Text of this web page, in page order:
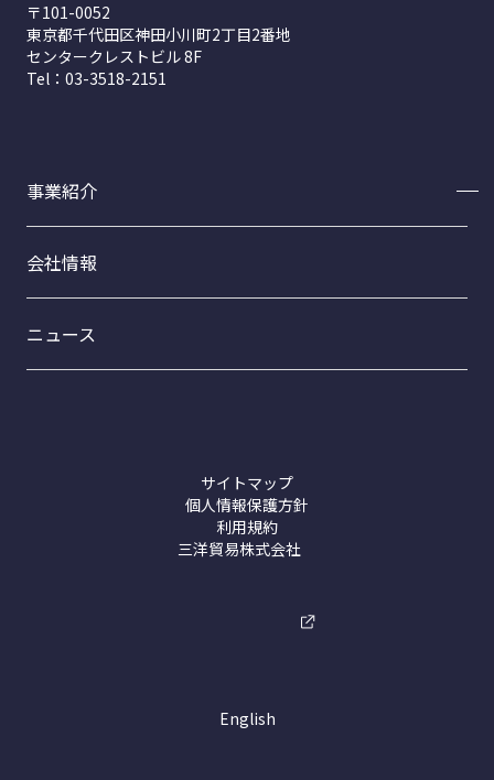
〒101-0052
東京都千代田区神田小川町2丁目2番地
センタークレストビル 8F
Tel：03-3518-2151
事業紹介
フードサイエンス事業部
ファインケミカル事業部
トライテックスCB-20
プロダクト事業部
会社情報
ニュース
サイトマップ
個人情報保護方針
利用規約
三洋貿易株式会社
English